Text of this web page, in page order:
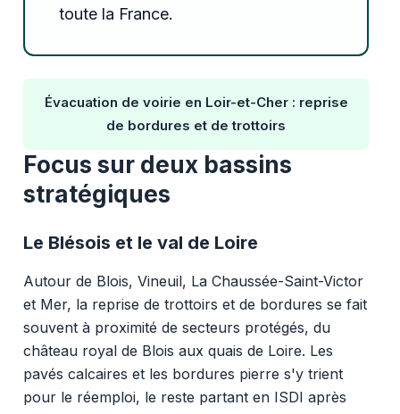
toute la France.
Évacuation de voirie en Loir-et-Cher : reprise
de bordures et de trottoirs
Focus sur deux bassins
stratégiques
Le Blésois et le val de Loire
Autour de Blois, Vineuil, La Chaussée-Saint-Victor
et Mer, la reprise de trottoirs et de bordures se fait
souvent à proximité de secteurs protégés, du
château royal de Blois aux quais de Loire. Les
pavés calcaires et les bordures pierre s'y trient
pour le réemploi, le reste partant en ISDI après